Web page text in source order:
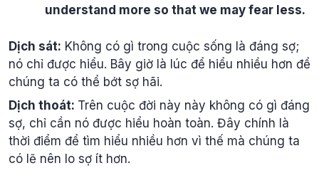
understand more so that we may fear less.
Dịch sát: Không có gì trong cuộc sống là đáng sợ;
nó chỉ được hiểu. Bây giờ là lúc để hiểu nhiều hơn để
chúng ta có thể bớt sợ hãi.
Dịch thoát: Trên cuộc đời này này không có gì đáng
sợ, chỉ cần nó được hiểu hoàn toàn. Đây chính là
thời điểm để tìm hiểu nhiều hơn vì thế mà chúng ta
có lẽ nên lo sợ ít hơn.